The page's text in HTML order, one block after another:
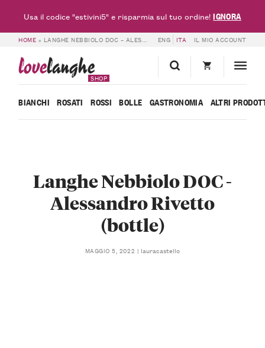
HOME » LANGHE NEBBIOLO DOC – ALESSANDRO RIVETTO (BOTTLE) ENG ITA IL MIO ACCOUNT
lovelanghe
SHOP
BIANCHI ROSATI ROSSI BOLLE GASTRONOMIA ALTRI
Langhe Nebbiolo DOC -
Alessandro Rivetto
(bottle)
MAGGIO 5, 2022 lauracastello
Usa il codice "estivini5" e risparmia sul tuo ordine!IGNORA